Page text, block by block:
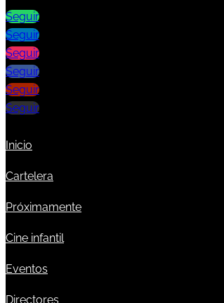
Seguir
Seguir
Seguir
Seguir
Seguir
Seguir
Inicio
Cartelera
Próximamente
Cine infantil
Eventos
Directores